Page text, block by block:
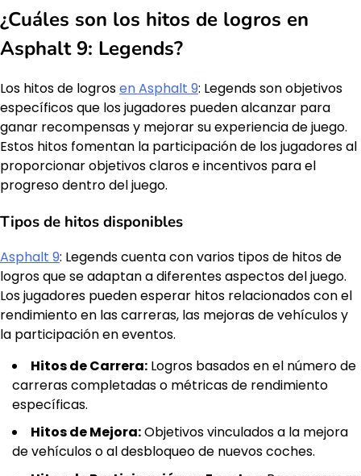
¿Cuáles son los hitos de logros en
Asphalt 9: Legends?
Los hitos de logrosen Asphalt 9: Legends son objetivos
específicos que los jugadores pueden alcanzar para
ganar recompensas y mejorar su experiencia de juego.
Estos hitos fomentan la participación de los jugadores al
proporcionar objetivos claros e incentivos para el
progreso dentro del juego.
Tipos de hitos disponibles
Asphalt 9: Legends cuenta con varios tipos de hitos de
logros que se adaptan a diferentes aspectos del juego.
Los jugadores pueden esperar hitos relacionados con el
rendimiento en las carreras, las mejoras de vehículos y
la participación en eventos.
Hitos de Carrera: Logros basados en el número de
carreras completadas o métricas de rendimiento
específicas.
Hitos de Mejora:Objetivos vinculados a la mejora
de vehículos o al desbloqueo de nuevos coches.